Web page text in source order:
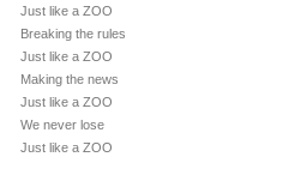
Just like a ZOO
Breaking the rules
Just like a ZOO
Making the news
Just like a ZOO
We never lose
Just like a ZOO